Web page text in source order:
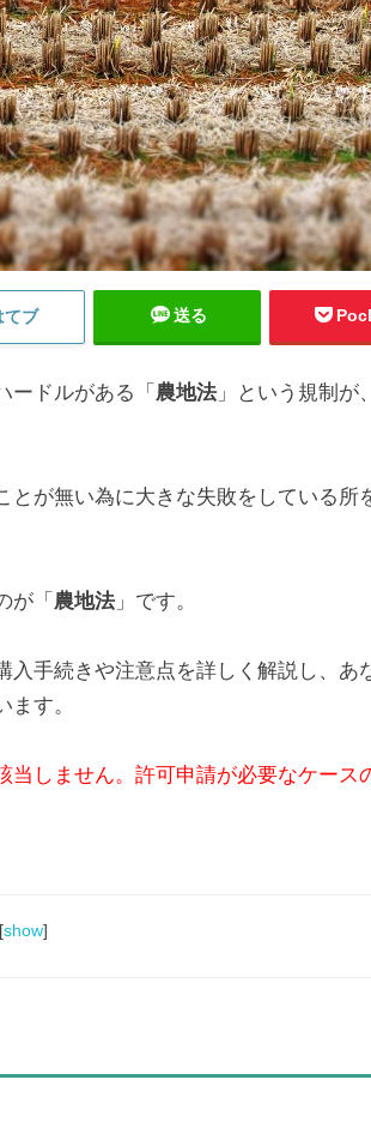
てブ 送る
ードルがある「 農地法 」という規制が
が無い為に大きな失敗をしている所
が「 農地法 」です。
入手続きや注意点を詳しく解説し、あ
す。
しません。許可申請が必要なケース
[show]